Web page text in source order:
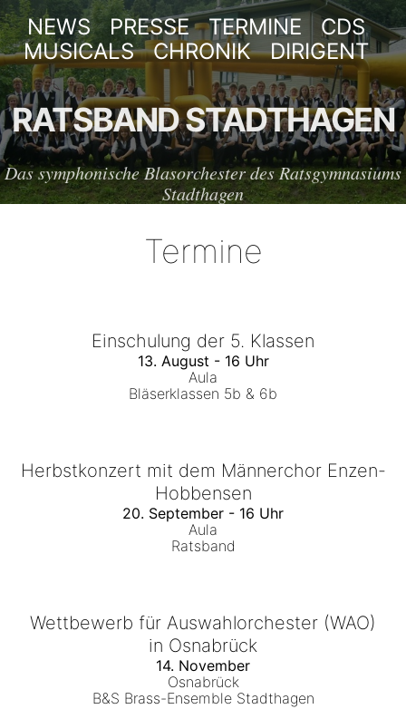
NEWS PRESSE TERMINE
CDS
MUSICALS
CHRONIK DIRIGENT
RATSBAND STADTHAGEN
Das symphonische Blasorchester des Ratsgymnasiums
Stadthagen
Termine
Einschulung der 5. Klassen
13. August - 16 Uhr
Aula
Bläserklassen 5b & 6b
Herbstkonzert mit dem Männerchor Enzen-
Hobbensen
20. September - 16 Uhr
Aula
Ratsband
Wettbewerb für Auswahlorchester (WAO)
in Osnabrück
14. November
Osnabrück
B&S Brass-Ensemble Stadthagen